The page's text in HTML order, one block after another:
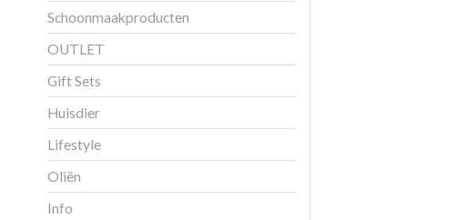
Schoonmaakproducten
OUTLET
Gift Sets
Huisdier
Lifestyle
Oliën
Info